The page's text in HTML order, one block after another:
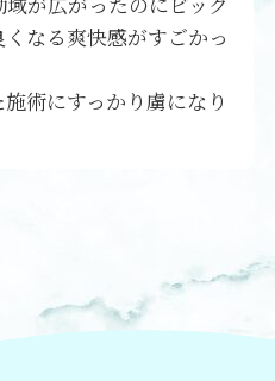
なる爽快感がすごかっ
術にすっかり虜になり